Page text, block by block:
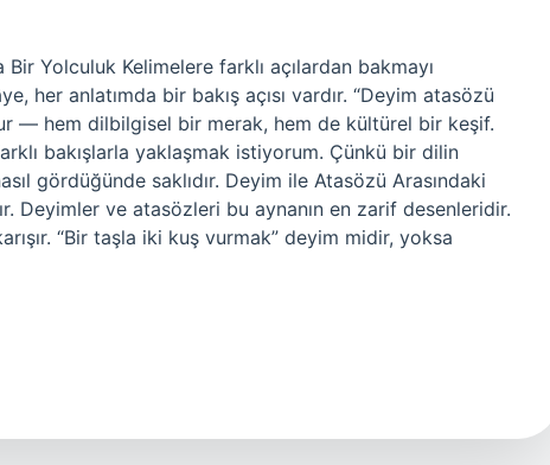
Yolculuk Kelimelere farklı açılardan bakmayı
her anlatımda bir bakış açısı vardır. “Deyim atasözü
— hem dilbilgisel bir merak, hem de kültürel bir keşif.
bakışlarla yaklaşmak istiyorum. Çünkü bir dilin
gördüğünde saklıdır. Deyim ile Atasözü Arasındaki
Deyimler ve atasözleri bu aynanın en zarif desenleridir.
“Bir taşla iki kuş vurmak” deyim midir, yoksa